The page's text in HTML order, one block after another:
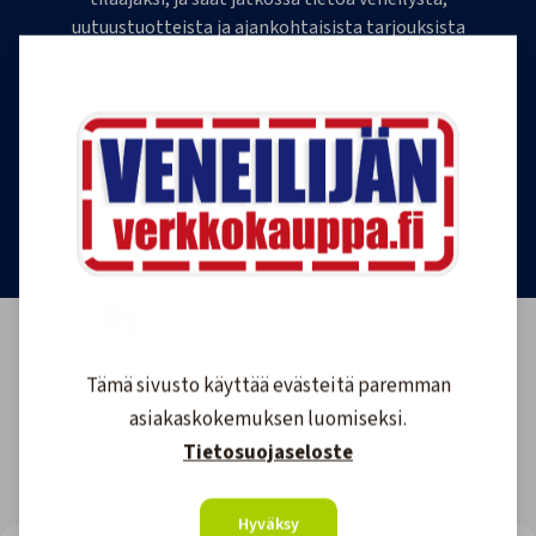
uutuustuotteista ja ajankohtaisista tarjouksista
tilauksen milloin tahansa.
Tilaa uutiskirje
Tämä sivusto käyttää evästeitä paremman
asiakaskokemuksen luomiseksi.
Tietosuojaseloste
Hyväksy